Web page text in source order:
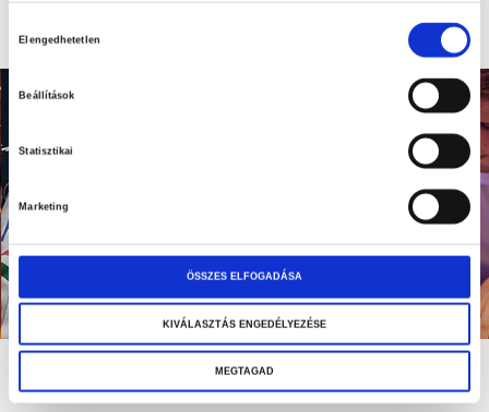
Elengedhetetlen
Beállítások
Statisztikai
Marketing
ÖSSZES ELFOGADÁSA
KIVÁLASZTÁS ENGEDÉLYEZÉSE
MEGTAGAD